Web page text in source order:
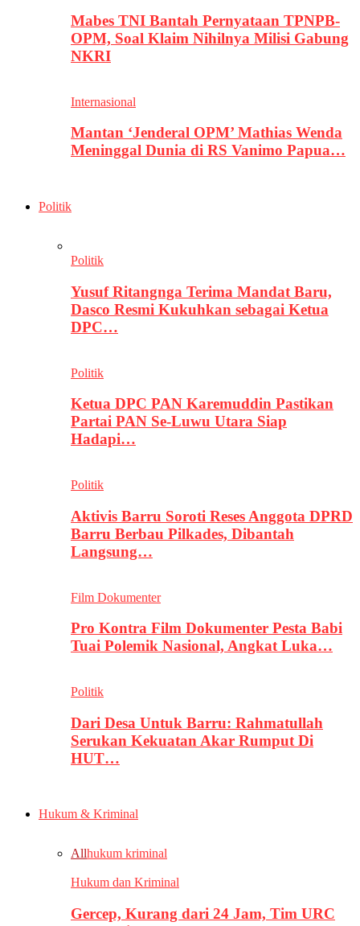
Mabes TNI Bantah Pernyataan TPNPB-
OPM, Soal Klaim Nihilnya Milisi Gabung
NKRI
Internasional
Mantan ‘Jenderal OPM’ Mathias Wenda
Meninggal Dunia di RS Vanimo Papua…
Politik
Politik
Yusuf Ritangnga Terima Mandat Baru,
Dasco Resmi Kukuhkan sebagai Ketua
DPC…
Politik
Ketua DPC PAN Karemuddin Pastikan
Partai PAN Se-Luwu Utara Siap
Hadapi…
Politik
Aktivis Barru Soroti Reses Anggota DPRD
Barru Berbau Pilkades, Dibantah
Langsung…
Film Dokumenter
Pro Kontra Film Dokumenter Pesta Babi
Tuai Polemik Nasional, Angkat Luka…
Politik
Dari Desa Untuk Barru: Rahmatullah
Serukan Kekuatan Akar Rumput Di
HUT…
Hukum & Kriminal
Allhukum kriminal
Hukum dan Kriminal
Gercep, Kurang dari 24 Jam, Tim URC